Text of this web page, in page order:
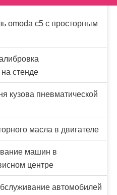
omoda с5 с просторным
стенде
кузова пневматической
масла в двигателе
машин в
центре
автомобилей